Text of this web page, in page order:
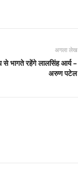
अगला लेख
भागते रहेंगे लालसिंह आर्य –
अरुण पटेल